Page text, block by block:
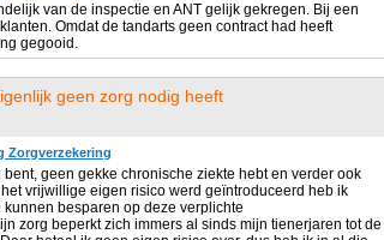
van de inspectie en ANT gelijk gekregen. Bij een
Omdat de tandarts geen contract had heeft
gegooid.
geen zorg nodig heeft
Zorgverzekering
geen gekke chronische ziekte hebt en verder ook
vrijwillige eigen risico werd geïntroduceerd heb ik
besparen op deze verplichte
zorg beperkt zich immers al sinds mijn tienerjaren tot de